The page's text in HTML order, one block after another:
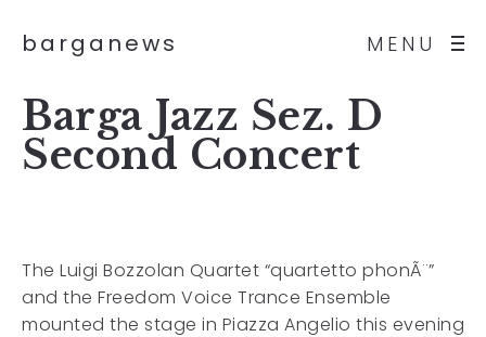
MENU
barganews
Barga Jazz Sez. D
Second Concert
The Luigi Bozzolan Quartet “quartetto phonÃ¨”
and the Freedom Voice Trance Ensemble
mounted the stage in Piazza Angelio this evening